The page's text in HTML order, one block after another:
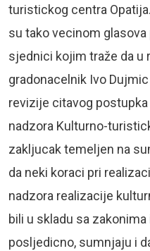
turistickog centra
su tako vecinom
sjednici kojim traže da u
gradonacelnik Ivo
revizije citavog
nadzora Kulturno-
zakljucak temeljen na
da neki koraci pri
nadzora realizacije
bili u skladu sa
posljedicno, sumnjaju i